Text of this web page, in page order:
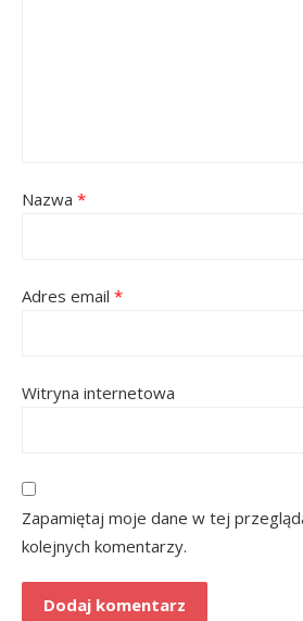
Nazwa *
Adres email *
Witryna internetowa
Zapamiętaj moje dane w tej
kolejnych komentarzy.